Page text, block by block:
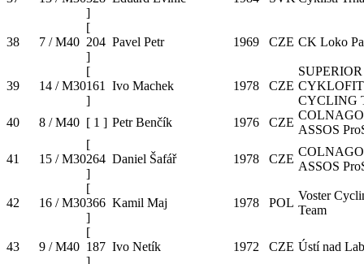
]
38 7 / M40
[
204
]
Pavel Petr 1969 CZE CK Loko
39 14 / M30
[
161
]
Ivo Machek 1978 CZE
SUPERIOR
CYKLOFIT
CYCLING
40
8 / M40 [ 1 ] Petr Benčík 1976 CZE
ASSOS
41 15 / M30
[
264
]
Daniel Šafář 1978 CZE
ASSOS
42 16 / M30
[
366
]
Kamil Maj 1978 POL
Voster
Team
43 9 / M40
[
187 Ivo Netík 1972 CZE Ústí nad